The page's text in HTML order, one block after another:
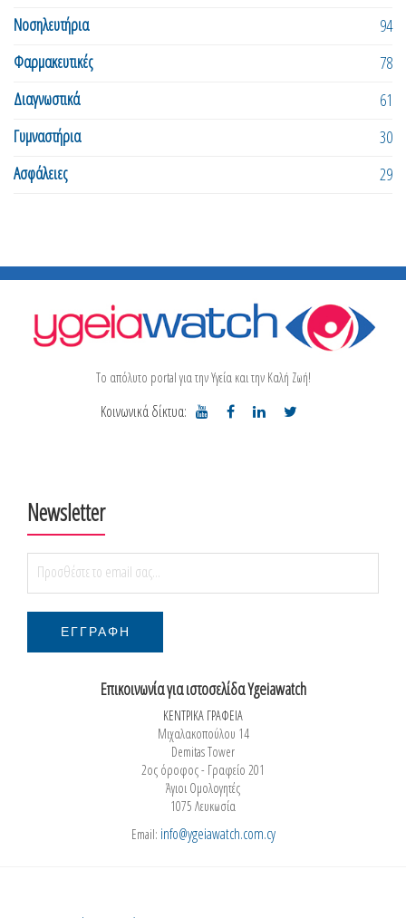
Νοσηλευτήρια
94
Φαρμακευτικές
78
Διαγνωστικά
61
Γυμναστήρια
30
Ασφάλειες
29
Το απόλυτο portal για την Υγεία και την Καλή Ζωή!
Κοινωνικά δίκτυα:
Newsletter
Επικοινωνία για ιστοσελίδα Ygeiawatch
ΚΕΝΤΡΙΚΑ ΓΡΑΦΕΙΑ
Μιχαλακοπούλου 14
Demitas Tower
2ος όροφος - Γραφείο 201
Άγιοι Ομολογητές
1075 Λευκωσία
Email: info@ygeiawatch.com.cy